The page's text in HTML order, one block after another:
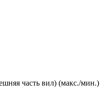
часть вил) (макс./мин.)